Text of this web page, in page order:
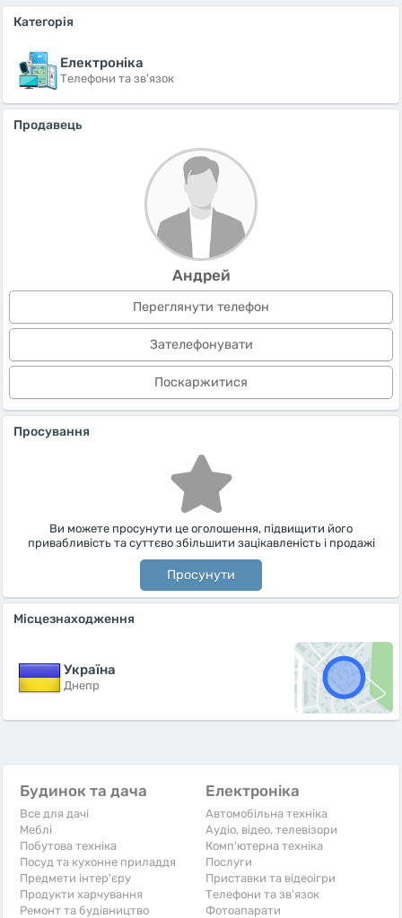
Категорія
Електроніка
Телефони та зв'язок
Продавець
Андрей
Переглянути телефон
Зателефонувати
Поскаржитися
Просування
Ви можете просунути це оголошення, підвищити його
привабливість та суттєво збільшити зацікавленість і продажі
Просунути
Місцезнаходження
Україна
Днепр
Будинок та дача
Все для дачі
Меблі
Побутова техніка
Посуд та кухонне приладдя
Предмети інтер'єру
Продукти харчування
Ремонт та будівництво
Електроніка
Автомобільна техніка
Аудіо, відео, телевізори
Комп'ютерна техніка
Послуги
Приставки та відеоігри
Телефони та зв'язок
Фотоапарати